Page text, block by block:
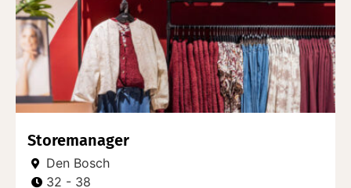
Storemanager
Den Bosch
32 - 38